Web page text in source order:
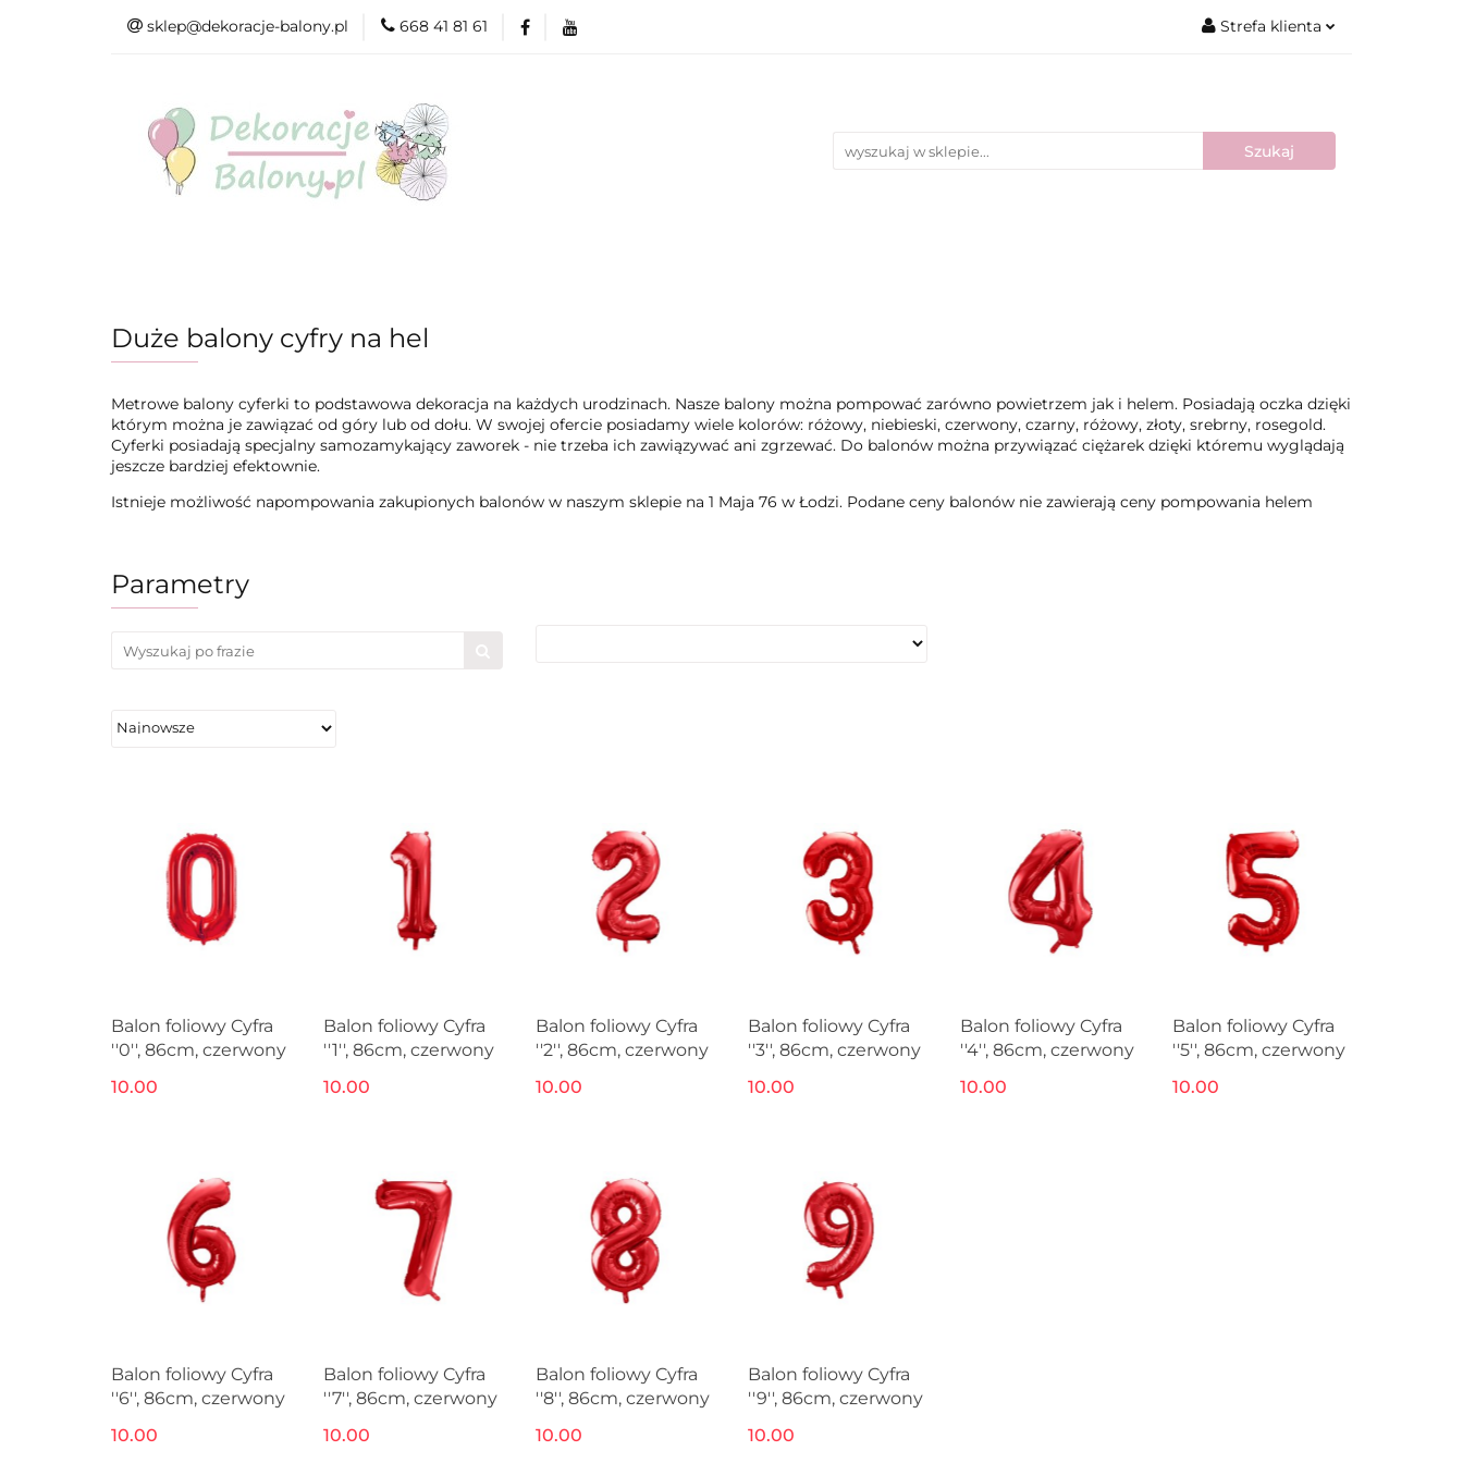
sklep@dekoracje-balony.pl 668 41 81 61 Strefa klienta
Dodaj zgłoszenie
Wszystkie kategorie Produkty wg. okazji i Świąt
Na Ślub i Wesele
Duże balony cyfry na hel
Metrowe balony cyferki to podstawowa dekoracja na każdych urodzinach. Nasze balony można pompować zarówno powietrzem jak i helem. Posiadają oczka dzięki
którym można je zawiązać od góry lub od dołu. W swojej ofercie posiadamy wiele kolorów: różowy, niebieski, czerwony, czarny, różowy, złoty, srebrny, rosegold.
Cyferki posiadają specjalny samozamykający zaworek - nie trzeba ich zawiązywać ani zgrzewać. Do balonów można przywiązać ciężarek dzięki któremu wyglądają
jeszcze bardziej efektownie.
Istnieje możliwość napompowania zakupionych balonów w naszym sklepie na 1 Maja 76 w Łodzi. Podane ceny balonów nie zawierają ceny pompowania helem
Parametry
Balon foliowy Cyfra
''0'', 86cm, czerwony
10.00
Balon foliowy Cyfra
''1'', 86cm, czerwony
10.00
Balon foliowy Cyfra
''2'', 86cm, czerwony
10.00
Balon foliowy Cyfra
''3'', 86cm, czerwony
10.00
Balon foliowy Cyfra
''4'', 86cm, czerwony
10.00
Balon foliowy Cyfra
''5'', 86cm, czerwony
10.00
Balon foliowy Cyfra
''6'', 86cm, czerwony
10.00
Balon foliowy Cyfra
''7'', 86cm, czerwony
10.00
Balon foliowy Cyfra
''8'', 86cm, czerwony
10.00
Balon foliowy Cyfra
''9'', 86cm, czerwony
10.00